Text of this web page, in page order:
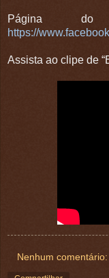
Página
https://
Assista ao clipe de
Nenhum comentário: